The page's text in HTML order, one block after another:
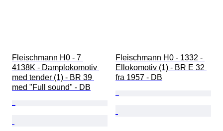
Fleischmann H0 - 7
4138K - Damplokomotiv
med tender (1) - BR 39
med "Full sound" - DB
Fleischmann H0 - 1332 -
Ellokomotiv (1) - BR E 32
fra 1957 - DB